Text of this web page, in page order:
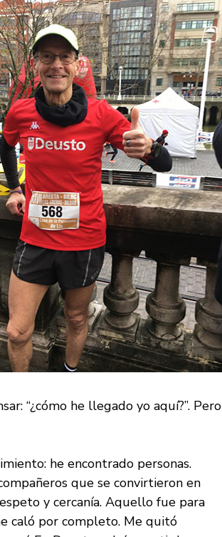
“¿cómo he llegado yo aquí?”. Pero
he encontrado personas.
que se convirtieron en
y cercanía. Aquello fue para
caló por completo. Me quitó